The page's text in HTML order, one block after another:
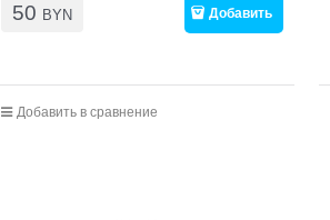
50 BYN Добавить
Добавить в сравнение